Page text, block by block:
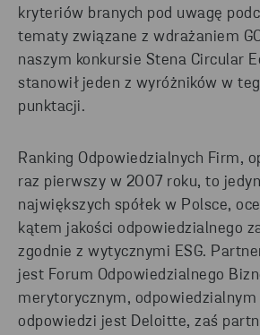
kryteriów branych pod uwagę
tematy związane z wdrażaniem
naszym konkursie Stena Circular
stanowił jeden z wyróżników w
punktacji.
Ranking Odpowiedzialnych Firm,
raz pierwszy w 2007 roku, to
największych spółek w Polsce,
kątem jakości odpowiedzialnego
zgodnie z wytycznymi ESG.
jest Forum Odpowiedzialnego
merytorycznym, odpowiedzialnym
odpowiedzi jest Deloitte, zaś